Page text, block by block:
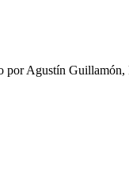
por Agustín